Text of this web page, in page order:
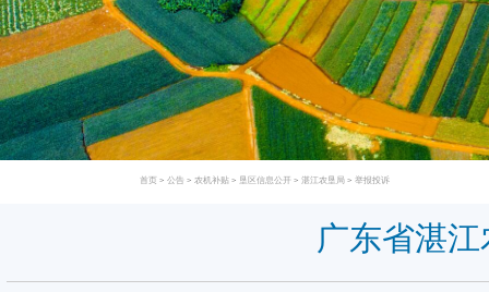
首页 > 公告 > 农机补贴 > 垦区信息公开 > 湛江农垦局 > 举报投诉
广东省湛